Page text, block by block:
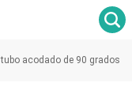
tubo acodado de 90 grados